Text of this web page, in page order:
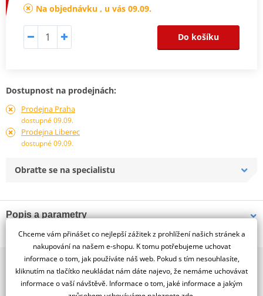
Na objednávku , u vás 09.09.
Do košíku
Dostupnost na prodejnách:
Prodejna Praha
dostupné 09.09.
Prodejna Liberec
dostupné 09.09.
Obraťte se na specialistu
Popis a parametry
Jsme autorizovaný
dealer značky RDMOTO
KTM 990 Adventure/basic crash frames+lower frames
Padací rámy RDMOTO nabízí maximální ochranu Vašeho
2x multibrand showroom
9 značek motocyklů, servis, oblečení, doplňky i náhradní
díly, to vše v Praze a Liberci
Chceme vám přinášet co nejlepší zážitek z prohlížení našich stránek a
nakupování na našem e-shopu. K tomu potřebujeme uchovat
informace o tom, jak používáte náš web. Pokud s tím nesouhlasíte,
kliknutím na tlačítko neukládat nám dáte najevo, že nemáme uchovávat
informace o vaší návštěvě. Informace o tom, jaké informace a jakým